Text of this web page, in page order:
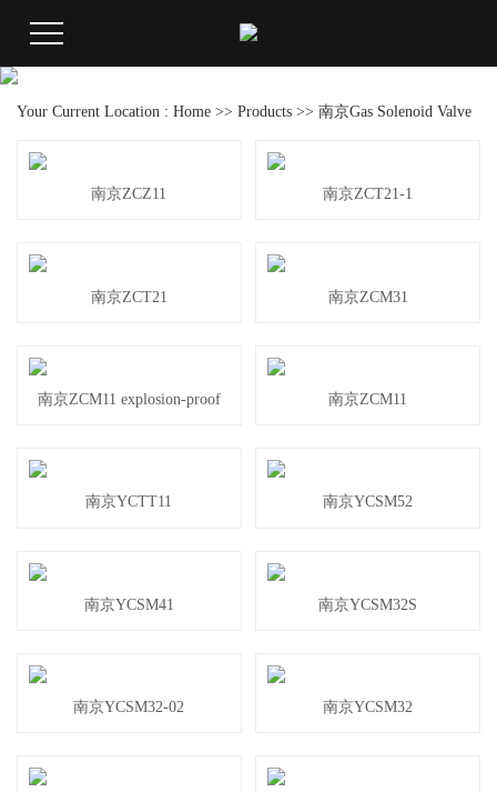
Your Current Location : Home >> Products >> 南京Gas Solenoid Valve
南京ZCZ11 南京ZCT21-1
南京ZCT21 南京ZCM31
南京ZCM11 explosion-proof 南京ZCM11
南京YCTT11 南京YCSM52
南京YCSM41 南京YCSM32S
南京YCSM32-02 南京YCSM32